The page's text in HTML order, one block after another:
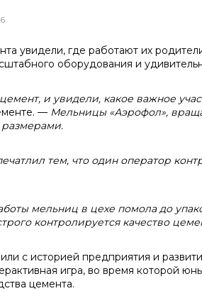
увидели, где работают их
оборудования и
и увидели, какое важное
— Мельницы «Аэрофол»,
тем, что один оператор
мельниц в цехе помола до
контролируется качество
с историей предприятия и
игра, во время которой
цемента.